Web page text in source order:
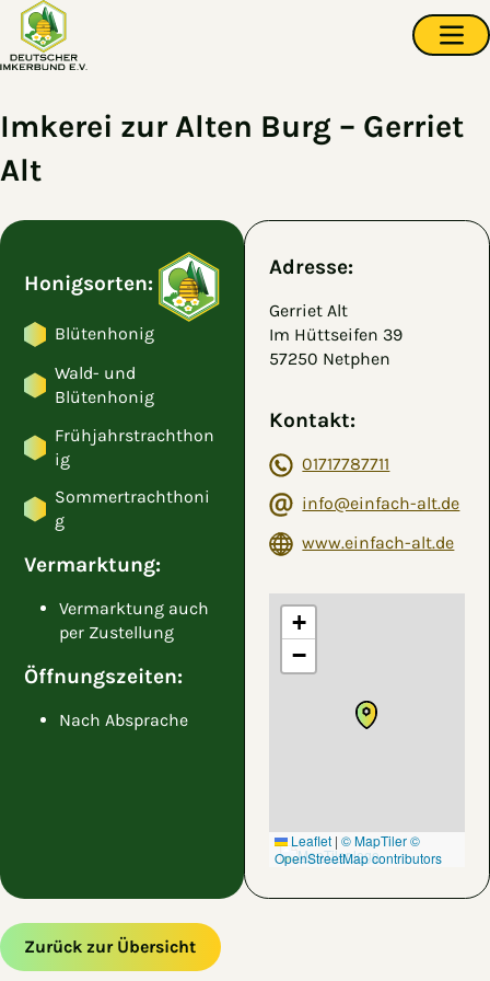
Zum Hauptinhalt springen
Imkerei zur Alten Burg – Gerriet
Alt
Honigsorten:
Blütenhonig
Wald- und
Blütenhonig
Frühjahrstrachthon
ig
Sommertrachthoni
g
Vermarktung:
Vermarktung auch
per Zustellung
Öffnungszeiten:
Nach Absprache
Adresse:
Gerriet Alt
Im Hüttseifen 39
57250 Netphen
Kontakt:
01717787711
info@einfach-alt.de
www.einfach-alt.de
+
−
Leaflet | © MapTiler©
OpenStreetMap contributors
Zurück zur Übersicht